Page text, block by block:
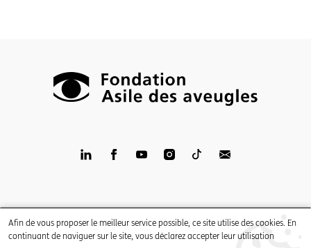
LinkedInFacebookYouTubeInstagram
TikTopNewsletter
Mentions légales
Afin de vous proposer le meilleur service possible, ce site utilise des cookies. En
continuant de naviguer sur le site, vous déclarez accepter leur utilisation